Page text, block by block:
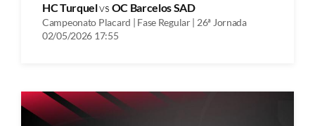
HC Turquelvs OC Barcelos SAD
Campeonato Placard | Fase Regular | 26ª Jornada
02/05/2026 17:55